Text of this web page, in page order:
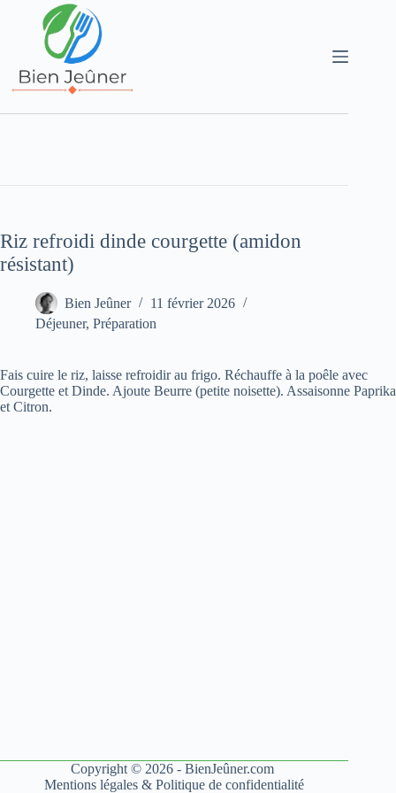
Riz refroidi dinde courgette (amidon
résistant)
Bien Jeûner
11 février 2026
Déjeuner, Préparation
Fais cuire le riz, laisse refroidir au frigo. Réchauffe à la poêle avec
Courgette et Dinde. Ajoute Beurre (petite noisette). Assaisonne Paprika
et Citron.
Copyright © 2026 - BienJeûner.com
Mentions légales &Politique de confidentialité